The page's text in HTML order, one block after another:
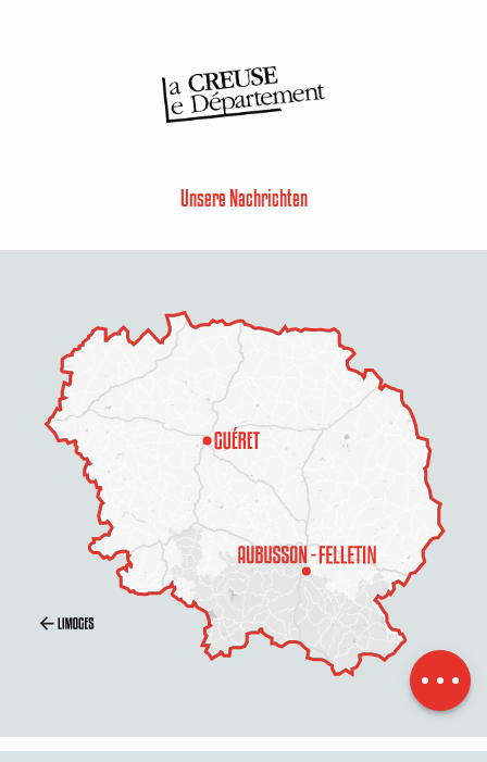
Beschreibung
Service
Preise
Per E-Mail
kontaktieren
Unsere Nachrichten